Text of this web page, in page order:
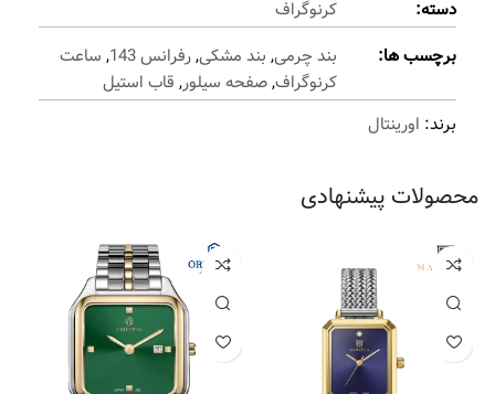
دسته:
کرنوگراف
برچسب ها:
بند چرمی, بند مشکی,رفرانس 143 , ساعت
کرنوگراف,صفحه سیلور, قاب استیل
برند: اورینتال
محصولات پیشنهادی